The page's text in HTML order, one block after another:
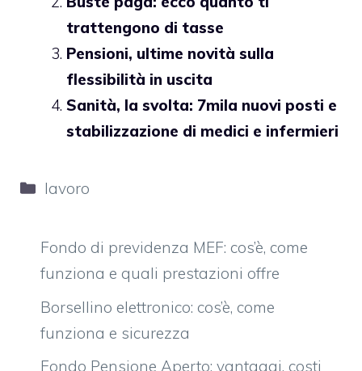
trattengono di tasse
Pensioni, ultime novità sulla
flessibilità in uscita
Sanità, la svolta: 7mila nuovi posti e
stabilizzazione di medici e infermieri
Categorie
lavoro
Fondo di previdenza MEF: cos’è, come
funziona e quali prestazioni offre
Borsellino elettronico: cos’è, come
funziona e sicurezza
Fondo Pensione Aperto: vantaggi, costi